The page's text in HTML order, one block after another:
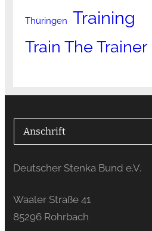
Thüringen Training
Train The Trainer
Anschrift
Deutscher Stenka Bund e.V.
Waaler Straße 41
85296 Rohrbach